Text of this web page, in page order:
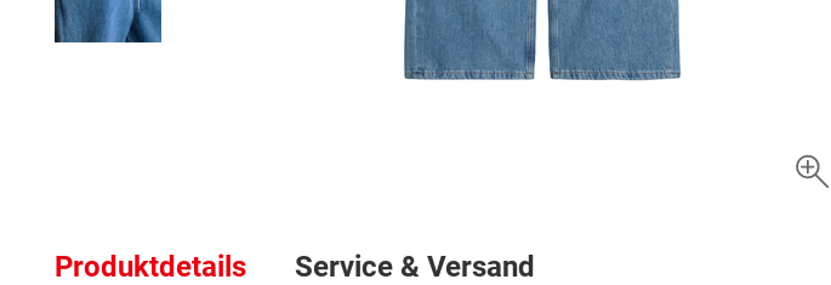
der
Produktdetails Service & Versand